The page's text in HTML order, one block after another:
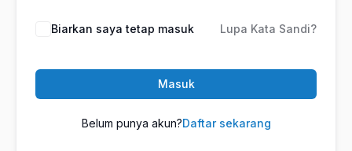
Biarkan saya tetap masuk Lupa Kata Sandi?
Masuk
Belum punya akun?Daftar sekarang